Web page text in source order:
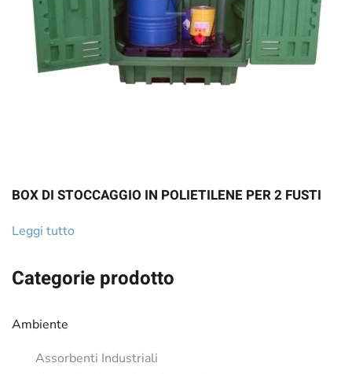
Categorie prodotto
Ambiente
Assorbenti Industriali
BOX DI STOCCAGGIO IN POLIETILENE PER 2 FUSTI
Leggi tutto